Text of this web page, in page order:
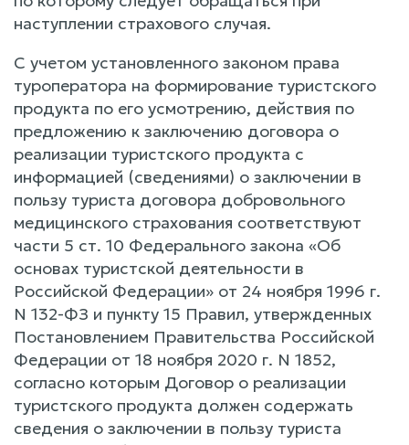
наступлении страхового случая.
С учетом установленного законом права
туроператора на формирование туристского
продукта по его усмотрению, действия по
предложению к заключению договора о
реализации туристского продукта с
информацией (сведениями) о заключении в
пользу туриста договора добровольного
медицинского страхования соответствуют
части 5 ст. 10 Федерального закона «Об
основах туристской деятельности в
Российской Федерации» от 24 ноября 1996 г.
N 132-ФЗ и пункту 15 Правил, утвержденных
Постановлением Правительства Российской
Федерации от 18 ноября 2020 г. N 1852,
согласно которым Договор о реализации
туристского продукта должен содержать
сведения о заключении в пользу туриста